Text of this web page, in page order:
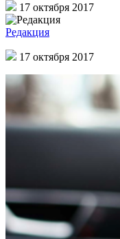
17 октября 2017
Редакция
17 октября 2017